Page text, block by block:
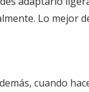
Lo mejor
cuando